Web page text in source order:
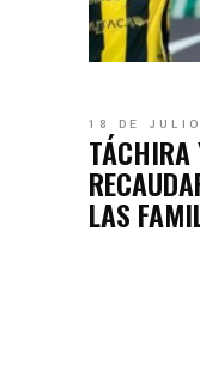
18 DE
TÁCHIRA
LAS